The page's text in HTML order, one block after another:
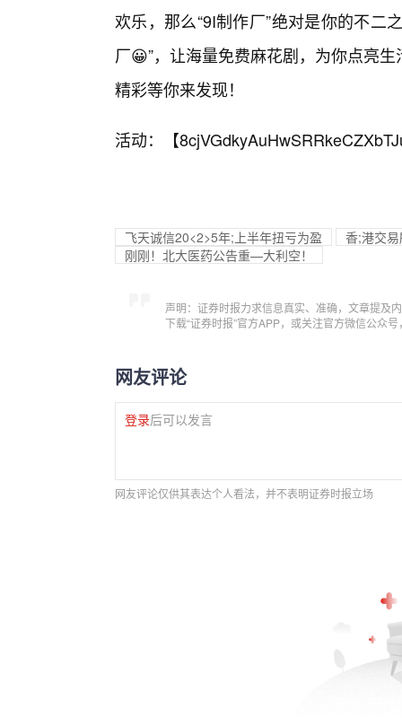
欢乐，那么“9I制作厂”绝对是你的不二
厂😀”，让海量免费麻花剧，为你点亮
精彩等你来发现！
活动：【
飞天诚信20<2>5年;上半年扭亏为盈
香;港交
刚刚！北大医药公告重—大利空！
声明：证券时报力求信息真实、准确，文章提及
下载“证券时报”官方APP，或关注官方微信公众
网友评论
登录后可以发言
网友评论仅供其表达个人看法，并不表明证券时报立场